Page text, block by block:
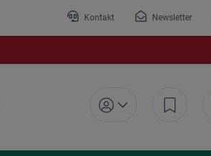
Kontakt Newsletter